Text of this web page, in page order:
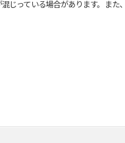
っている場合があります。また